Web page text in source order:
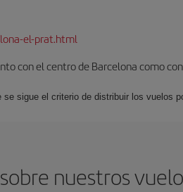
el-prat.html
con el centro de Barcelona como
sigue el criterio de distribuir los vuelos
nuestros